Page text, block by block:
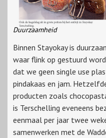
Duurzaamheid
Binnen Stayokay is
waar flink op gestuurd
dat we geen single use
pindakaas en jam.
producten zoals
is Terschelling eveneens
eenmaal per jaar twee
samenwerken met de